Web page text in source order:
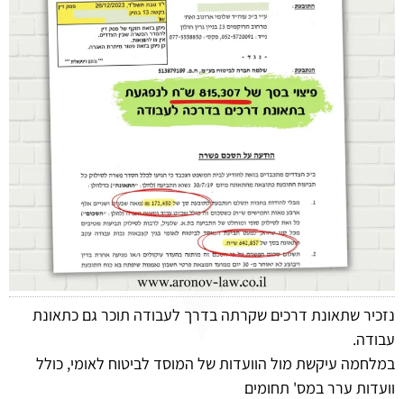
נזכיר שתאונת דרכים שקרתה בדרך לעבודה תוכר גם כתאונת
עבודה.
במלחמה עיקשת מול הוועדות של המוסד לביטוח לאומי, כולל
וועדות ערר במס' תחומים